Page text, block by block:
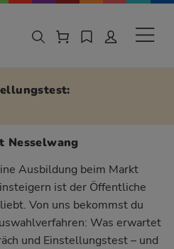
Nesselwang
Ausbildung beim Markt
ist der Öffentliche
Von uns bekommst du
Was erwartet
und Einstellungstest – und